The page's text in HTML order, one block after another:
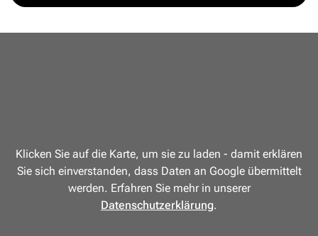
Klicken Sie auf die Karte, um sie zu laden - damit erklären
Sie sich einverstanden, dass Daten an Google übermittelt
werden. Erfahren Sie mehr in unserer
Datenschutzerklärung.